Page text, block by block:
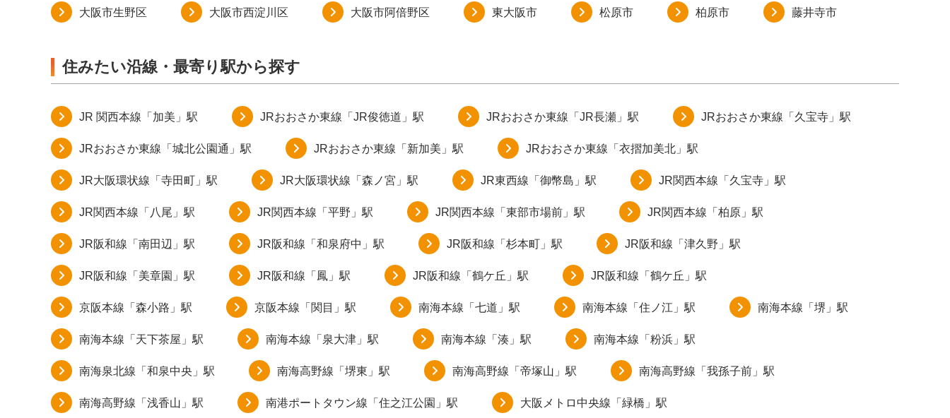
大阪市生野区 大阪市西淀川区 大阪市阿倍野区 東大阪市 松原市 柏原市 藤井寺市
住みたい沿線・最寄り駅から探す
JR 関西本線「加美」駅 JRおおさか東線「JR俊徳道」駅 JRおおさか東線「JR長瀬」駅 JRおおさか東線「久宝寺」駅
JRおおさか東線「城北公園通」駅 JRおおさか東線「新加美」駅 JRおおさか東線「衣摺加美北」駅
JR大阪環状線「寺田町」駅 JR大阪環状線「森ノ宮」駅 JR東西線「御幣島」駅 JR関西本線「久宝寺」駅
JR関西本線「八尾」駅 JR関西本線「平野」駅 JR関西本線「東部市場前」駅 JR関西本線「柏原」駅
JR阪和線「南田辺」駅 JR阪和線「和泉府中」駅 JR阪和線「杉本町」駅 JR阪和線「津久野」駅
JR阪和線「美章園」駅 JR阪和線「鳳」駅 JR阪和線「鶴ケ丘」駅 JR阪和線「鶴ケ丘」駅
京阪本線「森小路」駅 京阪本線「関目」駅 南海本線「七道」駅 南海本線「住ノ江」駅 南海本線「堺」駅
南海本線「天下茶屋」駅 南海本線「泉大津」駅 南海本線「湊」駅 南海本線「粉浜」駅
南海泉北線「和泉中央」駅 南海高野線「堺東」駅 南海高野線「帝塚山」駅 南海高野線「我孫子前」駅
南海高野線「浅香山」駅 南港ポートタウン線「住之江公園」駅 大阪メトロ中央線「緑橋」駅